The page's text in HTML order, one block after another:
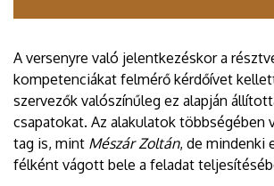
A versenyre való jelentkezéskor a
kompetenciákat felmérő kérdőívet
szervezők valószínűleg ez alapján
csapatokat. Az alakulatok többségében
tag is, mint Mészár Zoltán, de mindenki
félként vágott bele a feladat